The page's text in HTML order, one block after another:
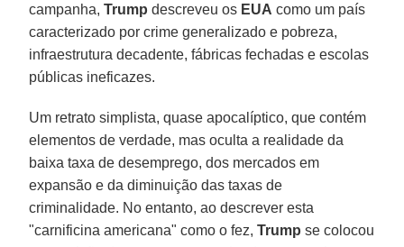
campanha,Trump descreveu os EUA como um país
caracterizado por crime generalizado e pobreza,
infraestrutura decadente, fábricas fechadas e escolas
públicas ineficazes.
Um retrato simplista, quase apocalíptico, que contém
elementos de verdade, mas oculta a realidade da
baixa taxa de desemprego, dos mercados em
expansão e da diminuição das taxas de
criminalidade. No entanto, ao descrever esta
"carnificina americana" como o fez,Trump se colocou